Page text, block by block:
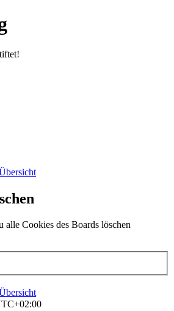
alle Cookies des Boards löschen